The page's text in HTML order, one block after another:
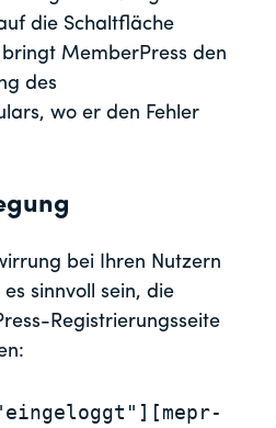
die Schaltfläche
MemberPress den
des
wo er den Fehler
bei Ihren Nutzern
sinnvoll sein, die
Registrierungsseite